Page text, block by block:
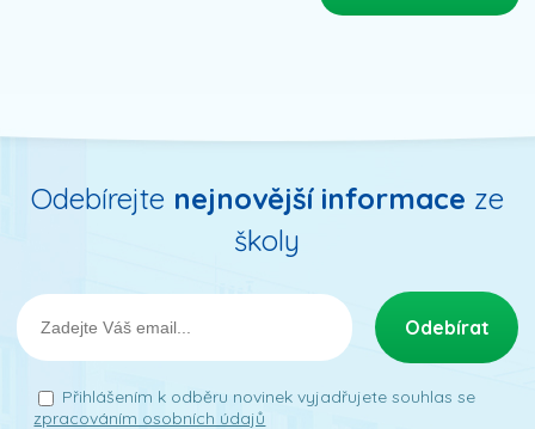
Odebírejte nejnovější informace ze
školy
Přihlášením k odběru novinek vyjadřujete souhlas se
zpracováním osobních údajů